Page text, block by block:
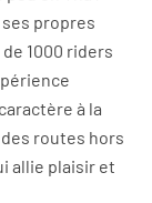
propres
1000 riders
à la
routes hors
allie plaisir et